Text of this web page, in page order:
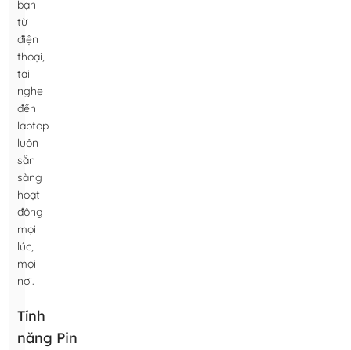
bạn
từ
điện
thoại,
tai
nghe
đến
laptop
luôn
sẵn
sàng
hoạt
động
mọi
lúc,
mọi
nơi.
Tính
năng Pin